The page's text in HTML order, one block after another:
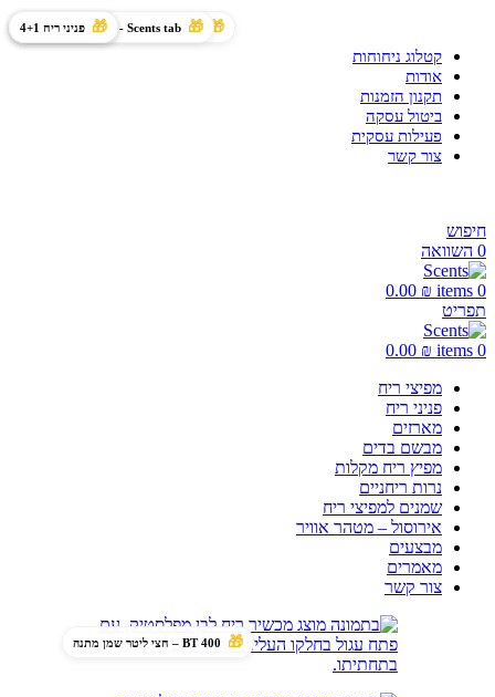
קטלוג ניחוחות
אודות
תקנון הזמנות
ביטול עסקה
פעילות עסקית
צור קשר
חיפוש
0 השוואה
0
items
0.00 ₪
תפריט
0
items
0.00 ₪
מפיצי ריח
פניני ריח
מארזים
מבשם בדים
מפיץ ריח מקלות
נרות ריחניים
שמנים למפיצי ריח
אירוסול – מטהר אוויר
מבצעים
מאמרים
צור קשר
BT 400 – חצי ליטר שמן מתנה
Scents BT 200 - מתנה 150 מ"ל שמן
Scents tab - מתנה 150 מ"ל שמן פניני ריח 4+1
פניני ריח 4+1
פניני ריח 4+1